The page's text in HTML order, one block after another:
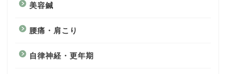
美容鍼
腰痛・肩こり
自律神経・更年期